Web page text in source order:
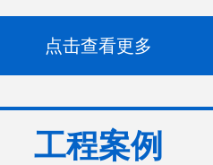
点击查看更多
工程案例